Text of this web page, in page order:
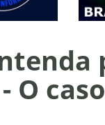
O